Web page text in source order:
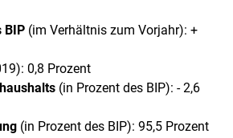
BIP (im Verhältnis zum Vorjahr): +
0,8 Prozent
(in Prozent des BIP): - 2,6
(in Prozent des BIP): 95,5 Prozent